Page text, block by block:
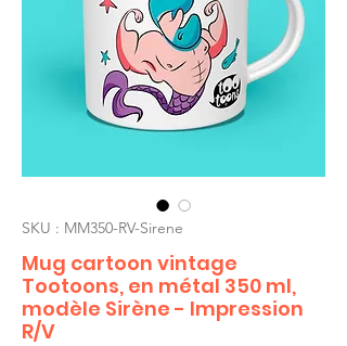
SKU : MM350-RV-Sirene
Mug cartoon vintage
Tootoons, en métal 350 ml,
modèle Sirène - Impression
R/V